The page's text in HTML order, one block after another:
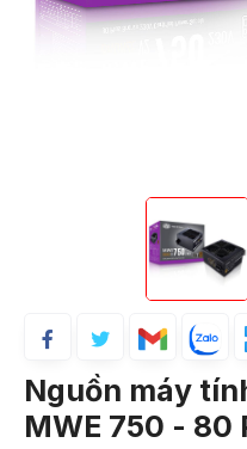
Nguồn máy
MWE 750 - 80